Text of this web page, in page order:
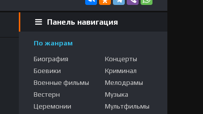
Панель навигация
По жанрам
Биография
Боевики
Военные фильмы
Вестерн
Церемонии
Концерты
Криминал
Мелодрамы
Музыка
Мультфильмы